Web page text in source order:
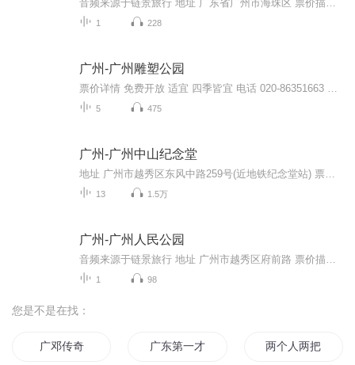
1 228
广州-广州雕塑公园
5 475
广州-广州中山纪念堂
13 1.5万
广州-广州人民公园
1 98
您是不是在找：
广邓传奇 广东第一才子 两个人两把剑